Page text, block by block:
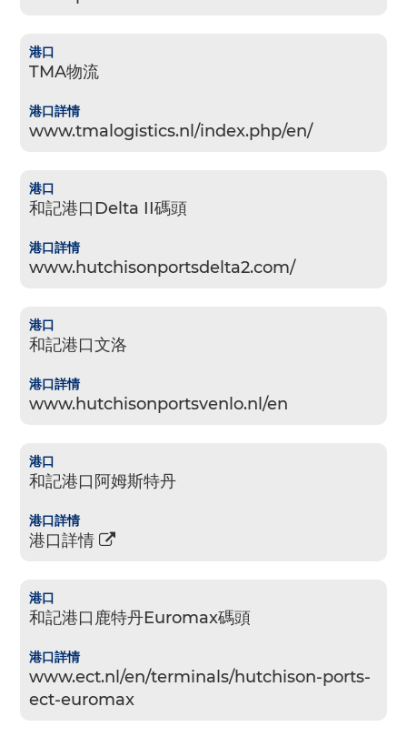
TMA物流
www.tmalogistics.nl/index.php/en/
和記港口Delta II碼頭
www.hutchisonportsdelta2.com/
和記港口文洛
www.hutchisonportsvenlo.nl/en
和記港口阿姆斯特丹
港口詳情
和記港口鹿特丹Euromax碼頭
www.ect.nl/en/terminals/hutchison-ports-
ect-euromax